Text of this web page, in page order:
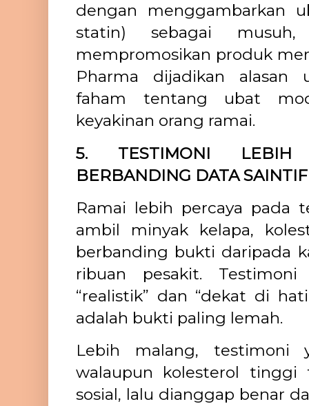
dengan menggambarkan
statin) sebagai
mempromosikan produk
Pharma dijadikan alasan
faham tentang ubat
keyakinan orang ramai.
5. TESTIMONI LEBIH
BERBANDING DATA
Ramai lebih percaya pada
ambil minyak kelapa,
berbanding bukti daripada
ribuan pesakit.
“realistik” dan “dekat di
adalah bukti paling lemah.
Lebih malang, testimoni
walaupun kolesterol tinggi
sosial, lalu dianggap benar